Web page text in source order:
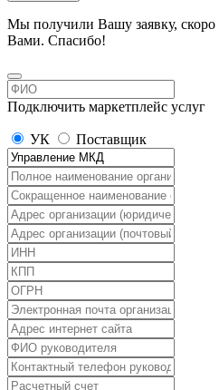
Мы получили Вашу заявку,
Вами. Спасибо!
Подключить маркетплейс услуг
УК Поставщик